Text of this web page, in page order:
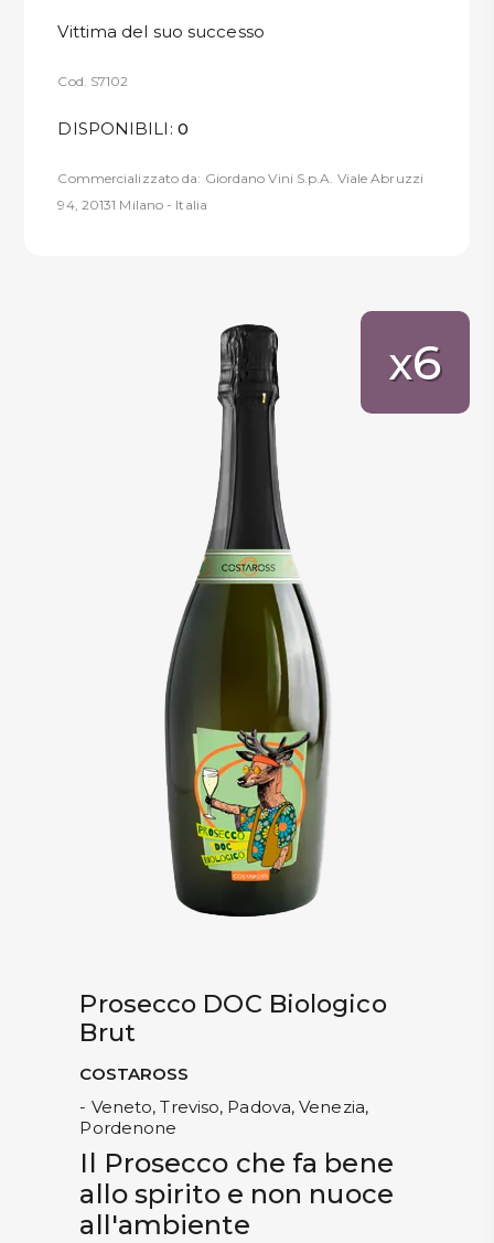
Vittima del suo successo
Cod. S7102
DISPONIBILI: 0
Commercializzato da: Giordano Vini S.p.A. Viale Abruzzi
94, 20131 Milano - Italia
Prosecco DOC Biologico
Brut
COSTAROSS
- Veneto, Treviso, Padova, Venezia,
Pordenone
Il Prosecco che fa bene
allo spirito e non nuoce
all'ambiente
x6